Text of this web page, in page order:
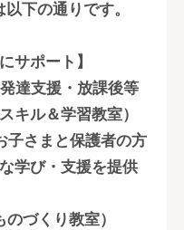
下の通りです。
サポート】
達支援・放課後等
キル＆学習教室）
子さまと保護者の方
学び・支援を提供
づくり教室）